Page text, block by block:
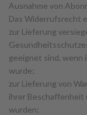
Ausnahme von
Das Widerrufsrecht
zur Lieferung
geeignet sind, wenn
wurde;
zur Lieferung von
ihrer Beschaffenheit
wurden;